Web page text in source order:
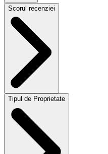
Scorul recenziei
Tipul de Proprietate